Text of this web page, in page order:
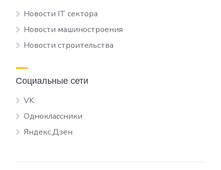
Новости IT сектора
Новости машиностроения
Новости строительства
Социальные сети
VK
Одноклассники
Яндекс.Дзен